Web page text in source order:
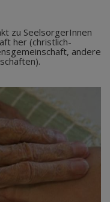
zu SeelsorgerInnen
her (christlich-
andere